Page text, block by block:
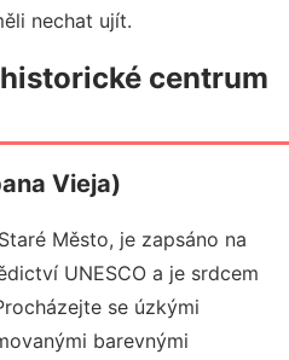
nechat ujít.
centrum
Vieja)
Město, je zapsáno na
UNESCO a je srdcem
se úzkými
barevnými